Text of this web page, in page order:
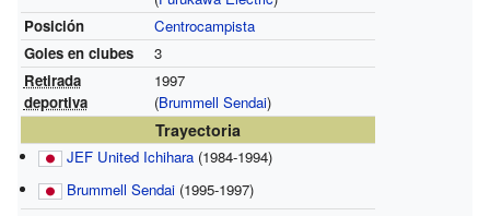
Posición
Centrocampista
Goles en clubes
3
Retirada
deportiva
1997
(Brummell Sendai)
Trayectoria
JEF United Ichihara (1984-1994)
Brummell Sendai (1995-1997)